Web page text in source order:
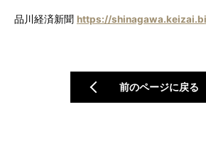
品川経済新聞 https://
前のページに戻る